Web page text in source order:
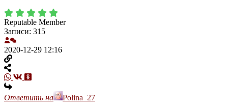
Reputable Member
Записи: 315
2020-12-29 12:16
Ответить на
Polina_27